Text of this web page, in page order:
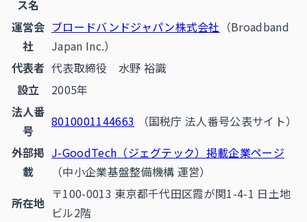
ス名
運営会
社
ブロードバンドジャパン株式会社 （Broadband
Japan Inc.）
代表者 代表取締役 水野 裕識
設立
2005年
法人番
号
8010001144663
（国税庁 法人番号公表サイト）
外部掲
載
J-GoodTech（ジェグテック）掲載企業ページ
（中小企業基盤整備機構 運営）
所在地
〒100-0013 東京都千代田区霞が関1-4-1 日土地
ビル2階